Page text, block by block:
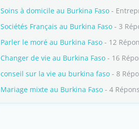
Soins à domicile au Burkina Faso -
Sociétés Français au Burkina Faso - 3
Parler le moré au Burkina Faso - 12
Changer de vie au Burkina Faso - 16
conseil sur la vie au burkina faso - 8
Mariage mixte au Burkina Faso - 4